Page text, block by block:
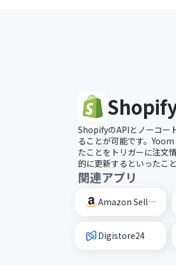
ShopifyのAPIとノーコー
ることが可能です。
たことをトリガーに注文
的に更新するといったこ
関連アプリ
Amazon Seller Central
Digistore24